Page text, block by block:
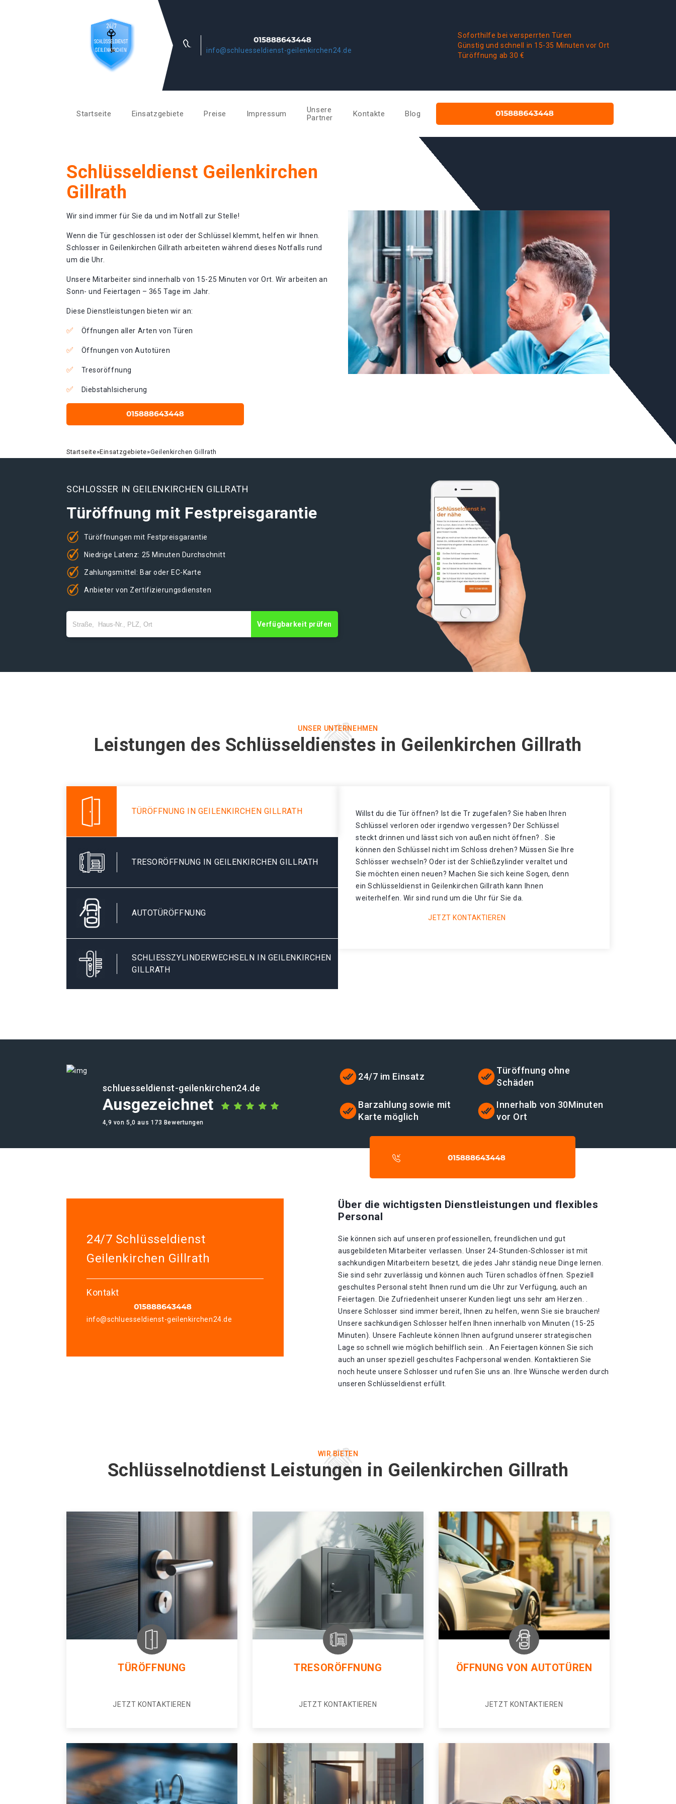
info@schluesseldienst-geilenkirchen24.de
Soforthilfe bei versperrten Türen
Günstig und schnell in 15-35 Minuten vor Ort
Türöffnung ab 30 €
Startseite Einsatzgebiete Preise Impressum
Unsere
Partner
Kontakte Blog
Schlüsseldienst Geilenkirchen
Gillrath
Wir sind immer für Sie da und im Notfall zur Stelle!
Wenn die Tür geschlossen ist oder der Schlüssel klemmt, helfen wir Ihnen.
Schlosser in Geilenkirchen Gillrath arbeiteten während dieses Notfalls rund
um die Uhr.
Unsere Mitarbeiter sind innerhalb von 15-25 Minuten vor Ort. Wir arbeiten an
Sonn- und Feiertagen – 365 Tage im Jahr.
Diese Dienstleistungen bieten wir an:
Öffnungen aller Arten von Türen
Öffnungen von Autotüren
Tresoröffnung
Diebstahlsicherung
Startseite»Einsatzgebiete»Geilenkirchen Gillrath
SCHLOSSER IN GEILENKIRCHEN GILLRATH
Türöffnung mit Festpreisgarantie
Türöffnungen mit Festpreisgarantie
Niedrige Latenz: 25 Minuten Durchschnitt
Zahlungsmittel: Bar oder EC-Karte
Anbieter von Zertifizierungsdiensten
Verfügbarkeit prüfen
UNSER UNTERNEHMEN
Leistungen des Schlüsseldienstes in Geilenkirchen Gillrath
TÜRÖFFNUNG IN GEILENKIRCHEN GILLRATH
TRESORÖFFNUNG IN GEILENKIRCHEN GILLRATH
AUTOTÜRÖFFNUNG
SCHLIESSZYLINDERWECHSELN IN GEILENKIRCHEN G
ILLRATH
Willst du die Tür öffnen? Ist die Tr zugefalen? Sie haben Ihren
Schlüssel verloren oder irgendwo vergessen? Der Schlüssel
steckt drinnen und lässt sich von außen nicht öffnen? . Sie
können den Schlüssel nicht im Schloss drehen? Müssen Sie Ihre
Schlösser wechseln? Oder ist der Schließzylinder veraltet und
Sie möchten einen neuen? Machen Sie sich keine Sogen, denn
ein Schlüsseldienst in Geilenkirchen Gillrath kann Ihnen
weiterhelfen. Wir sind rund um die Uhr für Sie da.
JETZT KONTAKTIEREN
schluesseldienst-geilenkirchen24.de
Ausgezeichnet
4,9 von 5,0 aus 173 Bewertungen
24/7 im Einsatz
Türöffnung ohne
Schäden
Barzahlung sowie mit
Karte möglich
Innerhalb von 30Minuten
vor Ort
24/7 Schlüsseldienst
Geilenkirchen Gillrath
Kontakt
info@schluesseldienst-geilenkirchen24.de
Über die wichtigsten Dienstleistungen und flexibles
Personal
Sie können sich auf unseren professionellen, freundlichen und gut
ausgebildeten Mitarbeiter verlassen. Unser 24-Stunden-Schlosser ist mit
sachkundigen Mitarbeitern besetzt, die jedes Jahr ständig neue Dinge lernen.
Sie sind sehr zuverlässig und können auch Türen schadlos öffnen. Speziell
geschultes Personal steht Ihnen rund um die Uhr zur Verfügung, auch an
Feiertagen. Die Zufriedenheit unserer Kunden liegt uns sehr am Herzen. .
Unsere Schlosser sind immer bereit, Ihnen zu helfen, wenn Sie sie brauchen!
Unsere sachkundigen Schlosser helfen Ihnen innerhalb von Minuten (15-25
Minuten). Unsere Fachleute können Ihnen aufgrund unserer strategischen
Lage so schnell wie möglich behilflich sein. . An Feiertagen können Sie sich
auch an unser speziell geschultes Fachpersonal wenden. Kontaktieren Sie
noch heute unsere Schlosser und rufen Sie uns an. Ihre Wünsche werden durch
unseren Schlüsseldienst erfüllt.
WIR BIETEN
Schlüsselnotdienst Leistungen in Geilenkirchen Gillrath
TÜRÖFFNUNG
JETZT KONTAKTIEREN
TRESORÖFFNUNG
JETZT KONTAKTIEREN
ÖFFNUNG VON AUTOTÜREN
JETZT KONTAKTIEREN